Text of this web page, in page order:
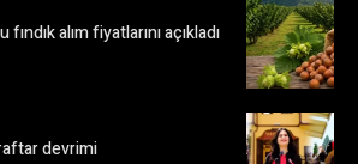
alım fiyatlarını açıkladı
devrimi